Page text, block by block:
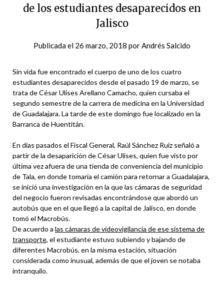
de los estudiantes desaparecidos en
Jalisco
Publicada el 26 marzo, 2018 porAndrés Salcido
Sin vida fue encontrado el cuerpo de uno de los cuatro
estudiantes desaparecidos desde el pasado 19 de marzo, se
trata de César Ulises Arellano Camacho, quien cursaba el
segundo semestre de la carrera de medicina en la Universidad
de Guadalajara. La tarde de este domingo fue localizado en la
Barranca de Huentitán.
En días pasados el Fiscal General, Raúl Sánchez Ruiz señaló a
partir de la desaparición de César Ulises, quien fue visto por
última vez afuera de una tienda de conveniencia del municipio
de Tala, en donde tomaría el camión para retornar a Guadalajara,
se inició una investigación en la que las cámaras de seguridad
del negocio fueron revisadas encontrándose que abordó un
autobús que en el que llegó a la capital de Jalisco, en donde
tomó el Macrobús.
De acuerdo a las cámaras de videovigilancia de ese sistema de
transporte, el estudiante estuvo subiendo y bajando de
diferentes Macrobús, en la misma estación, situación
considerada como inusual, además de que el joven se notaba
intranquilo.